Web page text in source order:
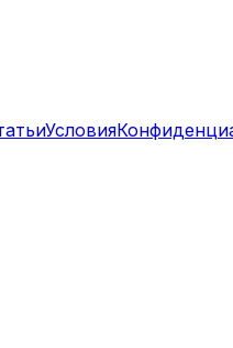
Условия